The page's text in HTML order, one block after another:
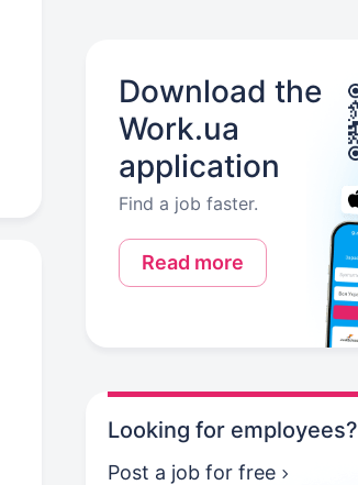
Download the
Work.ua
application
Find a job faster.
Read more
Looking for employees?
Post a job for free